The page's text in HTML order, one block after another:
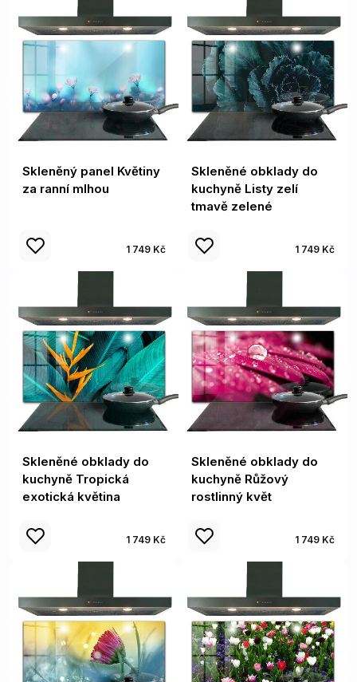
Skleněný panel Květiny
za ranní mlhou
1 749 Kč
Skleněné obklady do
kuchyně Listy zelí
tmavě zelené
1 749 Kč
Skleněné obklady do
kuchyně Tropická
exotická květina
1 749 Kč
Skleněné obklady do
kuchyně Růžový
rostlinný květ
1 749 Kč